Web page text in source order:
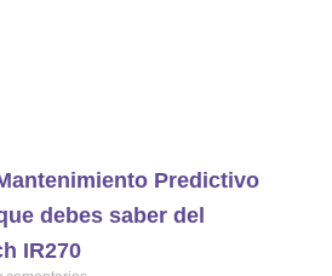
Predictivo
debes saber del
IR270